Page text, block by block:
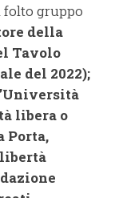
gruppo
della
Tavolo
del 2022);
libera o
Porta,